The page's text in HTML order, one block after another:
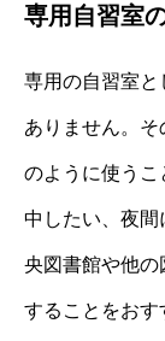
専用自習室
専用の自習室と
ありません。
のように使う
中したい、夜間
央図書館や他
することをお